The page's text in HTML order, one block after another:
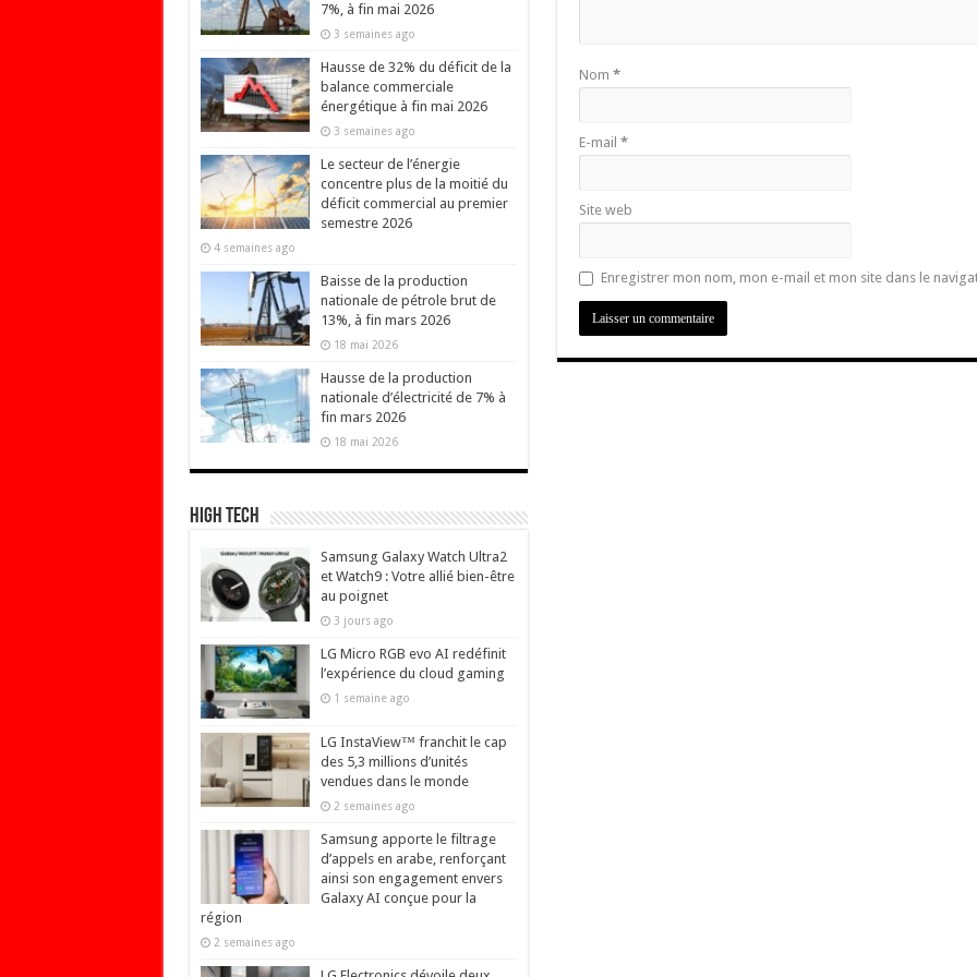
Nom *
E-mail *
Site web
Enregistrer mon nom, mon e-mail et mon site dans le
7%, à fin mai 2026
3 semaines ago
Hausse de 32% du déficit de la
balance commerciale
énergétique à fin mai 2026
3 semaines ago
Le secteur de l’énergie
concentre plus de la moitié du
déficit commercial au premier
semestre 2026
4 semaines ago
Baisse de la production
nationale de pétrole brut de
13%, à fin mars 2026
18 mai 2026
Hausse de la production
nationale d’électricité de 7% à
fin mars 2026
18 mai 2026
High Tech
Samsung Galaxy Watch Ultra2
et Watch9 : Votre allié bien-être
au poignet
3 jours ago
LG Micro RGB evo AI redéfinit
l’expérience du cloud gaming
1 semaine ago
LG InstaView™ franchit le cap
des 5,3 millions d’unités
vendues dans le monde
2 semaines ago
Samsung apporte le filtrage
d’appels en arabe, renforçant
ainsi son engagement envers
Galaxy AI conçue pour la
région
2 semaines ago